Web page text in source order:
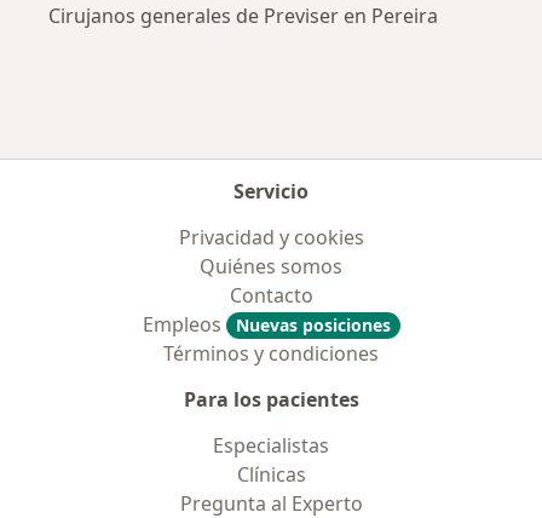
Cirujanos generales de Previser en Pereira
Servicio
Privacidad y cookies
Quiénes somos
Contacto
Empleos
Nuevas posiciones
Términos y condiciones
Para los pacientes
Especialistas
Clínicas
Pregunta al Experto